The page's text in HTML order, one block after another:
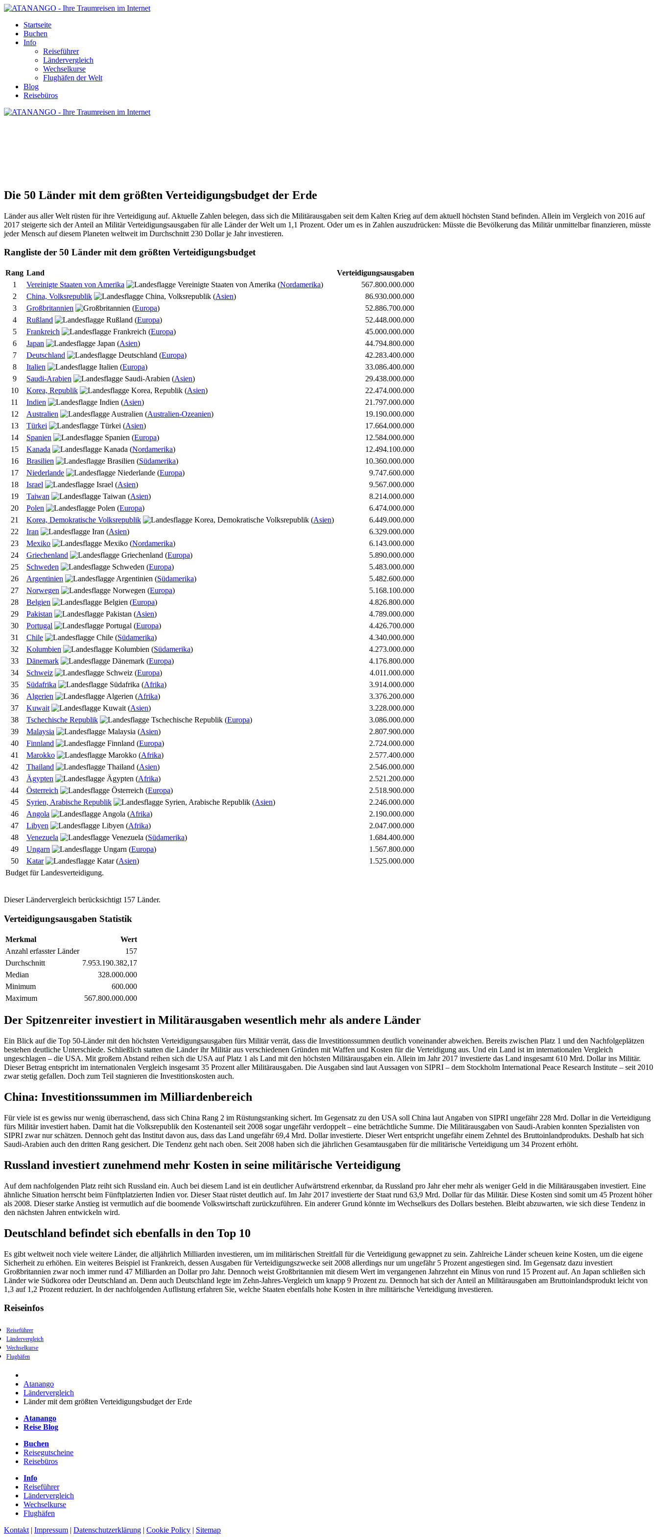
Startseite
Buchen
Info
Reiseführer
Ländervergleich
Wechselkurse
Flughäfen der Welt
Blog
Reisebüros
Die 50 Länder mit dem größten Verteidigungsbudget der Erde
Länder aus aller Welt rüsten für ihre Verteidigung auf. Aktuelle Zahlen belegen, dass sich die Militärausgaben seit dem Kalten Krieg auf dem aktuell höchsten Stand befinden. Allein im Vergleich von 2016 auf
2017 steigerte sich der Anteil an Militär Verteidigungsausgaben für alle Länder der Welt um 1,1 Prozent. Oder um es in Zahlen auszudrücken: Müsste die Bevölkerung das Militär unmittelbar finanzieren, müsste
jeder Mensch auf diesem Planeten weltweit im Durchschnitt 230 Dollar je Jahr investieren.
Rangliste der 50 Länder mit dem größten Verteidigungsbudget
Rang Land
Verteidigungsausgaben
1
Vereinigte Staaten von Amerika (Nordamerika)
567.800.000.000
2
China, Volksrepublik (Asien)
86.930.000.000
3
Großbritannien (Europa)
52.886.700.000
4
Rußland (Europa)
52.448.000.000
5
Frankreich (Europa)
45.000.000.000
6
Japan (Asien)
44.794.800.000
7
Deutschland (Europa)
42.283.400.000
8
Italien (Europa)
33.086.400.000
9
Saudi-Arabien (Asien)
29.438.000.000
10
Korea, Republik (Asien)
22.474.000.000
11
Indien (Asien)
21.797.000.000
12
Australien (Australien-Ozeanien)
19.190.000.000
13
Türkei (Asien)
17.664.000.000
14
Spanien (Europa)
12.584.000.000
15
Kanada (Nordamerika)
12.494.100.000
16
Brasilien (Südamerika)
10.360.000.000
17
Niederlande (Europa)
9.747.600.000
18
Israel (Asien)
9.567.000.000
19
Taiwan (Asien)
8.214.000.000
20
Polen (Europa)
6.474.000.000
21
Korea, Demokratische Volksrepublik (Asien)
6.449.000.000
22
Iran (Asien)
6.329.000.000
23
Mexiko (Nordamerika)
6.143.000.000
24
Griechenland (Europa)
5.890.000.000
25
Schweden (Europa)
5.483.000.000
26
Argentinien (Südamerika)
5.482.600.000
27
Norwegen (Europa)
5.168.100.000
28
Belgien (Europa)
4.826.800.000
29
Pakistan (Asien)
4.789.000.000
30
Portugal (Europa)
4.426.700.000
31
Chile (Südamerika)
4.340.000.000
32
Kolumbien (Südamerika)
4.273.000.000
33
Dänemark (Europa)
4.176.800.000
34
Schweiz (Europa)
4.011.000.000
35
Südafrika (Afrika)
3.914.000.000
36
Algerien (Afrika)
3.376.200.000
37
Kuwait (Asien)
3.228.000.000
38
Tschechische Republik (Europa)
3.086.000.000
39
Malaysia (Asien)
2.807.900.000
40
Finnland (Europa)
2.724.000.000
41
Marokko (Afrika)
2.577.400.000
42
Thailand (Asien)
2.546.000.000
43
Ägypten (Afrika)
2.521.200.000
44
Österreich (Europa)
2.518.900.000
45
Syrien, Arabische Republik (Asien)
2.246.000.000
46
Angola (Afrika)
2.190.000.000
47
Libyen (Afrika)
2.047.000.000
48
Venezuela (Südamerika)
1.684.400.000
49
Ungarn (Europa)
1.567.800.000
50
Katar (Asien)
1.525.000.000
Budget für Landesverteidigung.
Dieser Ländervergleich berücksichtigt 157 Länder.
Verteidigungsausgaben Statistik
Merkmal
Wert
Anzahl erfasster Länder
157
Durchschnitt
7.953.190.382,17
Median
328.000.000
Minimum
600.000
Maximum
567.800.000.000
Der Spitzenreiter investiert in Militärausgaben wesentlich mehr als andere Länder
Ein Blick auf die Top 50-Länder mit den höchsten Verteidigungsausgaben fürs Militär verrät, dass die Investitionssummen deutlich voneinander abweichen. Bereits zwischen Platz 1 und den Nachfolgeplätzen
bestehen deutliche Unterschiede. Schließlich statten die Länder ihr Militär aus verschiedenen Gründen mit Waffen und Kosten für die Verteidigung aus. Und ein Land ist im internationalen Vergleich
ungeschlagen – die USA. Mit großem Abstand reihen sich die USA auf Platz 1 als Land mit den höchsten Militärausgaben ein. Allein im Jahr 2017 investierte das Land insgesamt 610 Mrd. Dollar ins Militär.
Dieser Betrag entspricht im internationalen Vergleich insgesamt 35 Prozent aller Militärausgaben. Die Ausgaben sind laut Aussagen von SIPRI – dem Stockholm International Peace Research Institute – seit 2010
zwar stetig gefallen. Doch zum Teil stagnieren die Investitionskosten auch.
China: Investitionssummen im Milliardenbereich
Für viele ist es gewiss nur wenig überraschend, dass sich China Rang 2 im Rüstungsranking sichert. Im Gegensatz zu den USA soll China laut Angaben von SIPRI ungefähr 228 Mrd. Dollar in die Verteidigung
fürs Militär investiert haben. Damit hat die Volksrepublik den Kostenanteil seit 2008 sogar ungefähr verdoppelt – eine beträchtliche Summe. Die Militärausgaben von Saudi-Arabien konnten Spezialisten von
SIPRI zwar nur schätzen. Dennoch geht das Institut davon aus, dass das Land ungefähr 69,4 Mrd. Dollar investierte. Dieser Wert entspricht ungefähr einem Zehntel des Bruttoinlandprodukts. Deshalb hat sich
Saudi-Arabien auch den dritten Rang gesichert. Die Tendenz geht nach oben. Seit 2008 haben sich die jährlichen Gesamtausgaben für die militärische Verteidigung um 34 Prozent erhöht.
Russland investiert zunehmend mehr Kosten in seine militärische Verteidigung
Auf dem nachfolgenden Platz reiht sich Russland ein. Auch bei diesem Land ist ein deutlicher Aufwärtstrend erkennbar, da Russland pro Jahr eher mehr als weniger Geld in die Militärausgaben investiert. Eine
ähnliche Situation herrscht beim Fünftplatzierten Indien vor. Dieser Staat rüstet deutlich auf. Im Jahr 2017 investierte der Staat rund 63,9 Mrd. Dollar für das Militär. Diese Kosten sind somit um 45 Prozent höher
als 2008. Dieser starke Anstieg ist vermutlich auf die boomende Volkswirtschaft zurückzuführen. Ein anderer Grund könnte im Wechselkurs des Dollars bestehen. Bleibt abzuwarten, wie sich diese Tendenz in
den nächsten Jahren entwickeln wird.
Deutschland befindet sich ebenfalls in den Top 10
Es gibt weltweit noch viele weitere Länder, die alljährlich Milliarden investieren, um im militärischen Streitfall für die Verteidigung gewappnet zu sein. Zahlreiche Länder scheuen keine Kosten, um die eigene
Sicherheit zu erhöhen. Ein weiteres Beispiel ist Frankreich, dessen Ausgaben für Verteidigungszwecke seit 2008 allerdings nur um ungefähr 5 Prozent angestiegen sind. Im Gegensatz dazu investiert
Großbritannien zwar noch immer rund 47 Milliarden an Dollar pro Jahr. Dennoch weist Großbritannien mit diesem Wert im vergangenen Jahrzehnt ein Minus von rund 15 Prozent auf. An Japan schließen sich
Länder wie Südkorea oder Deutschland an. Denn auch Deutschland legte im Zehn-Jahres-Vergleich um knapp 9 Prozent zu. Dennoch hat sich der Anteil an Militärausgaben am Bruttoinlandsprodukt leicht von
1,3 auf 1,2 Prozent reduziert. In der nachfolgenden Auflistung erfahren Sie, welche Staaten ebenfalls hohe Kosten in ihre militärische Verteidigung investieren.
Reiseinfos
Reiseführer
Ländervergleich
Wechselkurse
Flughäfen
Atanango
Ländervergleich
Länder mit dem größten Verteidigungsbudget der Erde
Atanango
Reise Blog
Buchen
Reisegutscheine
Reisebüros
Info
Reiseführer
Ländervergleich
Wechselkurse
Flughäfen
Kontakt | Impressum | Datenschutzerklärung | Cookie Policy | Sitemap